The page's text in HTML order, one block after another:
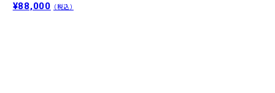
¥88,000 （税込）